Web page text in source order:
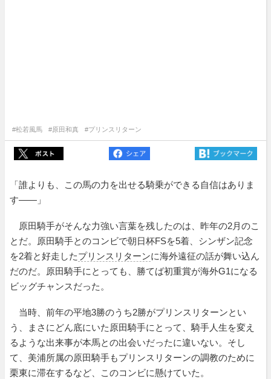
#松若風馬 #原田和真 #プリンスリターン
「誰よりも、この馬の力を出せる騎乗ができる自信はありま
す――」
原田騎手がそんな力強い言葉を残したのは、昨年の2月のこ
とだ。原田騎手とのコンビで朝日杯FSを5着、シンザン記念
を2着と好走したプリンスリターンに海外遠征の話が舞い込ん
だのだ。原田騎手にとっても、勝てば初重賞が海外G1になる
ビッグチャンスだった。
当時、前年の平地3勝のうち2勝がプリンスリターンとい
う、まさにどん底にいた原田騎手にとって、騎手人生を変え
るような出来事が本馬との出会いだったに違いない。そし
て、美浦所属の原田騎手もプリンスリターンの調教のために
栗東に滞在するなど、このコンビに懸けていた。